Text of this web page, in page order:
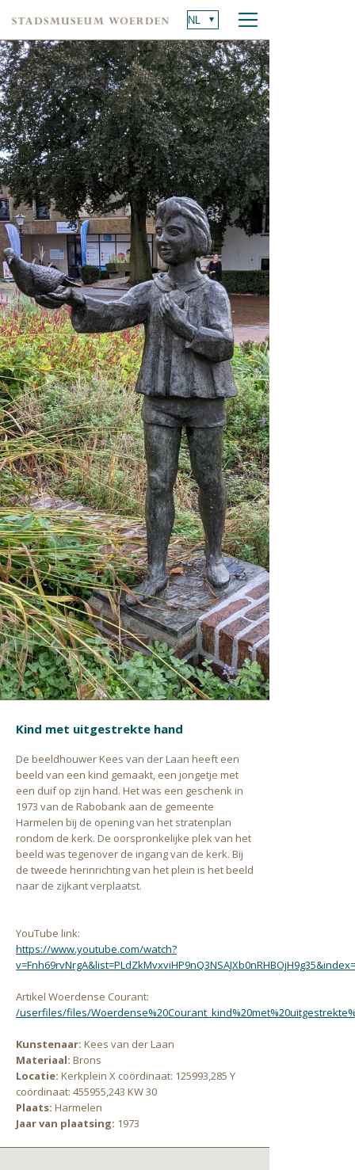
Kind met uitgestrekte hand
De beeldhouwer Kees van der Laan heeft een
beeld van een kind gemaakt, een jongetje met
een duif op zijn hand. Het was een geschenk in
1973 van de Rabobank aan de gemeente
Harmelen bij de opening van het stratenplan
rondom de kerk. De oorspronkelijke plek van het
beeld was tegenover de ingang van de kerk. Bij
de tweede herinrichting van het plein is het beeld
naar de zijkant verplaatst.
YouTube link:
https://www.youtube.com/watch?
Artikel Woerdense Courant:
/userfiles/files/
Kunstenaar: Kees van der Laan
Materiaal: Brons
Locatie: Kerkplein X coördinaat: 125993,285 Y
coördinaat: 455955,243 KW 30
Plaats: Harmelen
Jaar van plaatsing: 1973